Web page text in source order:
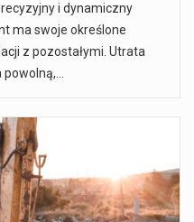
i dynamiczny
ma swoje określone
z pozostałymi. Utrata
powolną,…